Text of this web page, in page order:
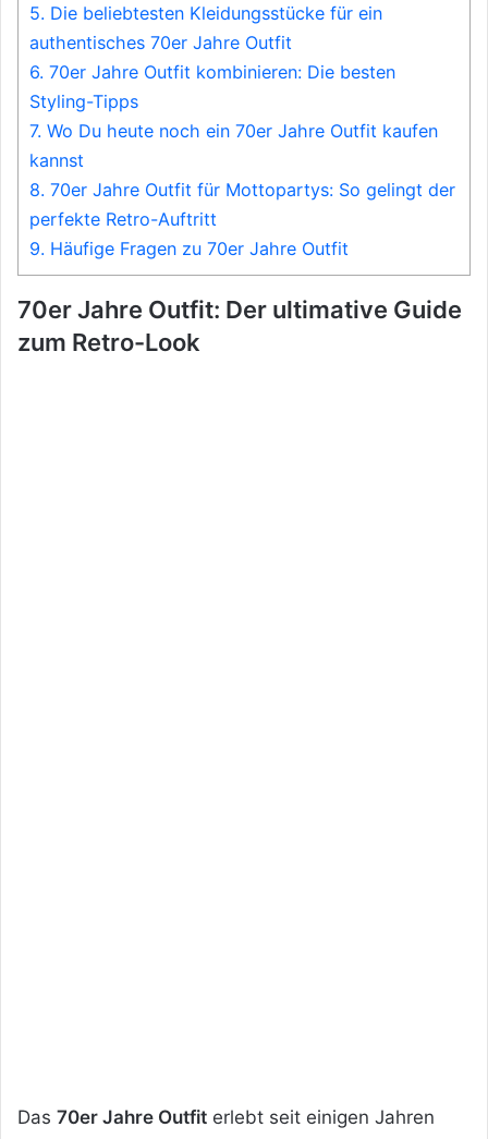
5. Die beliebtesten Kleidungsstücke für ein
authentisches 70er Jahre Outfit
6. 70er Jahre Outfit kombinieren: Die besten
Styling-Tipps
7. Wo Du heute noch ein 70er Jahre Outfit kaufen
kannst
8. 70er Jahre Outfit für Mottopartys: So gelingt der
perfekte Retro-Auftritt
9. Häufige Fragen zu 70er Jahre Outfit
70er Jahre Outfit: Der ultimative Guide
zum Retro-Look
Das 70er Jahre Outfit erlebt seit einigen Jahren